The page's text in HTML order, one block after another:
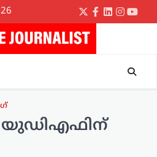
Twitter
Facebook
LinkedIn
യുഡിഎഫിന്